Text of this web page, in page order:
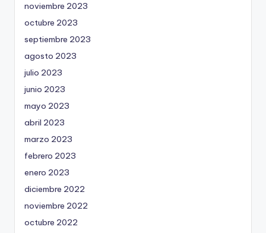
noviembre 2023
octubre 2023
septiembre 2023
agosto 2023
julio 2023
junio 2023
mayo 2023
abril 2023
marzo 2023
febrero 2023
enero 2023
diciembre 2022
noviembre 2022
octubre 2022